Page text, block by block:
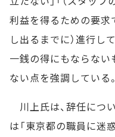
利益を得るための要求
し出るまでに）進行し
一銭の得にもならない
ない点を強調している。
川上氏は、辞任につ
は「東京都の職員に迷